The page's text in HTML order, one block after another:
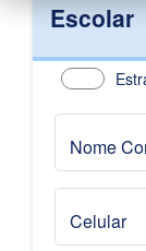
Escolar
Nome
Celular